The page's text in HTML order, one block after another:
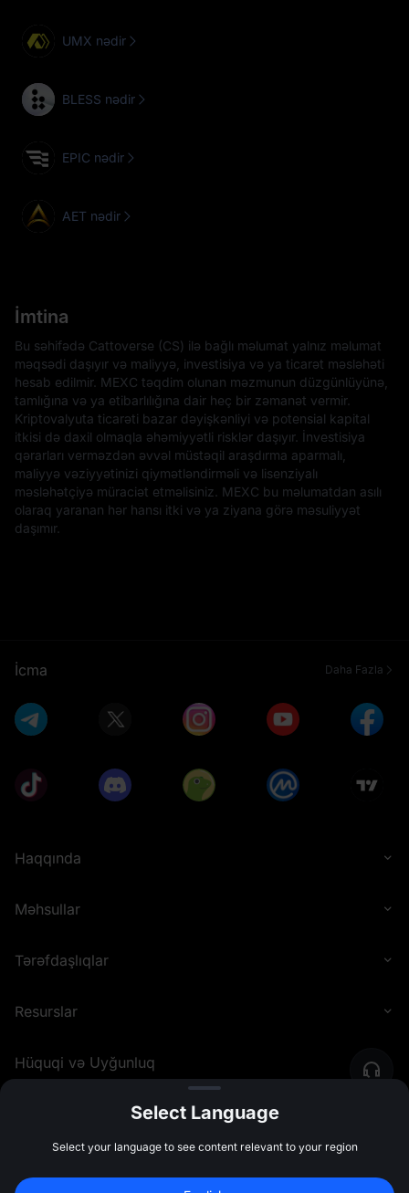
UMX nədir
BLESS nədir
EPIC nədir
AET nədir
İmtina
Bu səhifədə Cattoverse (CS) ilə bağlı məlumat yalnız məlumat
məqsədi daşıyır və maliyyə, investisiya və ya ticarət məsləhəti
hesab edilmir. MEXC təqdim olunan məzmunun düzgünlüyünə,
tamlığına və ya etibarlılığına dair heç bir zəmanət vermir.
Kriptovalyuta ticarəti bazar dəyişkənliyi və potensial kapital
itkisi də daxil olmaqla əhəmiyyətli risklər daşıyır. İnvestisiya
qərarları verməzdən əvvəl müstəqil araşdırma aparmalı,
maliyyə vəziyyətinizi qiymətləndirməli və lisenziyalı
məsləhətçiyə müraciət etməlisiniz. MEXC bu məlumatdan asılı
olaraq yaranan hər hansı itki və ya ziyana görə məsuliyyət
daşımır.
İcma Daha Fazla
Haqqında
Məhsullar
Tərəfdaşlıqlar
Resurslar
Hüquqi və Uyğunluq
©2026 MEXC.COM
10,000 USDT Bonus Qazanmaq Üçün
Select Language
Select your language to see content relevant to your region